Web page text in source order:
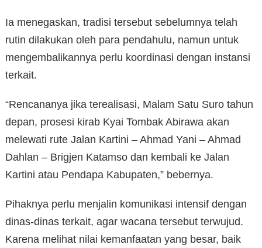
Ia menegaskan, tradisi tersebut sebelumnya telah
rutin dilakukan oleh para pendahulu, namun untuk
mengembalikannya perlu koordinasi dengan instansi
terkait.
“Rencananya jika terealisasi, Malam Satu Suro tahun
depan, prosesi kirab Kyai Tombak Abirawa akan
melewati rute Jalan Kartini – Ahmad Yani – Ahmad
Dahlan – Brigjen Katamso dan kembali ke Jalan
Kartini atau Pendapa Kabupaten,” bebernya.
Pihaknya perlu menjalin komunikasi intensif dengan
dinas-dinas terkait, agar wacana tersebut terwujud.
Karena melihat nilai kemanfaatan yang besar, baik